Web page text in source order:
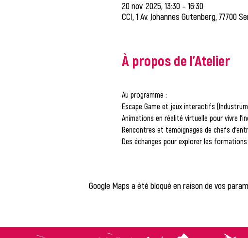
20 nov. 2025, 13:30 – 16:30
CCI, 1 Av. Johannes Gutenberg, 77700
À propos de l'Atelier
Au programme :
Escape Game et jeux interactifs
Animations en réalité virtuelle pour vivre
Rencontres et témoignages de chefs
Des échanges pour explorer les
Google Maps a été bloqué en raison de vos